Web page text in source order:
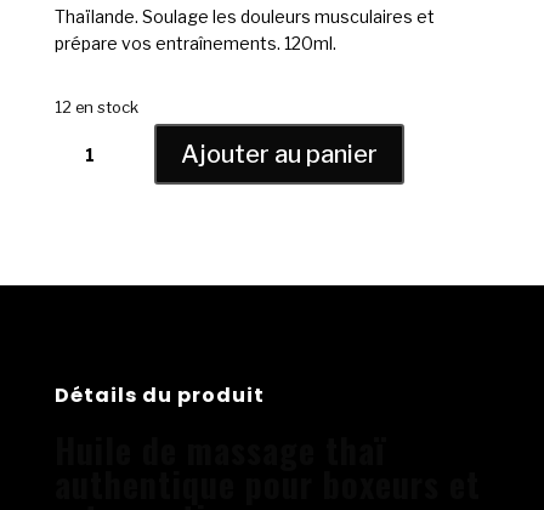
Thaïlande. Soulage les douleurs musculaires et
prépare vos entraînements. 120ml.
12 en stock
Liniment
Ajouter au panier
Détails du produit